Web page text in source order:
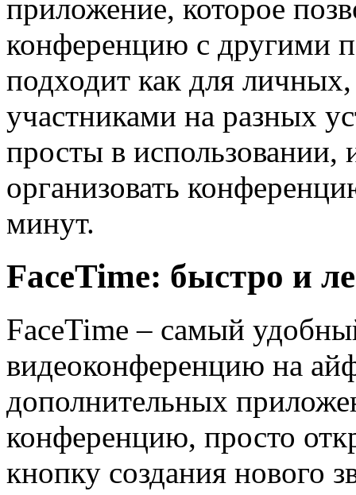
приложение, которое
конференцию с другими
подходит как для
участниками на разных
просты в использовании,
организовать
минут.
FaceTime: быстро и
FaceTime – самый
видеоконференцию на
дополнительных
конференцию, просто
кнопку создания нового